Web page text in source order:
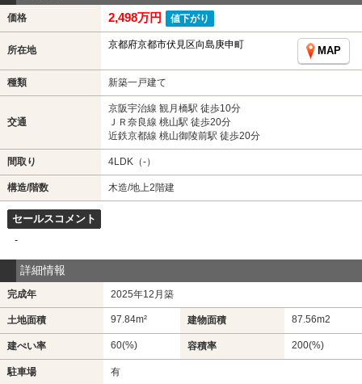
価格 2,498万円 値下がり
所在地 京都府京都市伏見区向島庚申町
MAP
種類 新築一戸建て
交通
京阪宇治線 観月橋駅 徒歩10分
ＪＲ奈良線 桃山駅 徒歩20分
近鉄京都線 桃山御陵前駅 徒歩20分
間取り 4LDK（-）
構造/階数 木造/地上2階建
セールスコメント
-
詳細情報
完成年 2025年12月築
土地面積 97.84m² 建物面積 87.56m2
建ぺい率 60(%) 容積率 200(%)
駐車場 有